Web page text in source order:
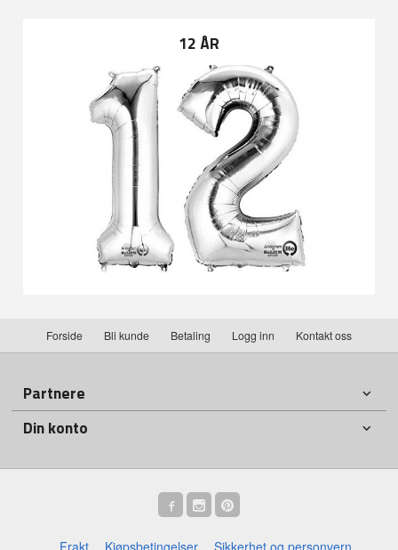
12 ÅR
Forside Bli kunde Betaling Logg inn Kontakt oss
Partnere
Din konto